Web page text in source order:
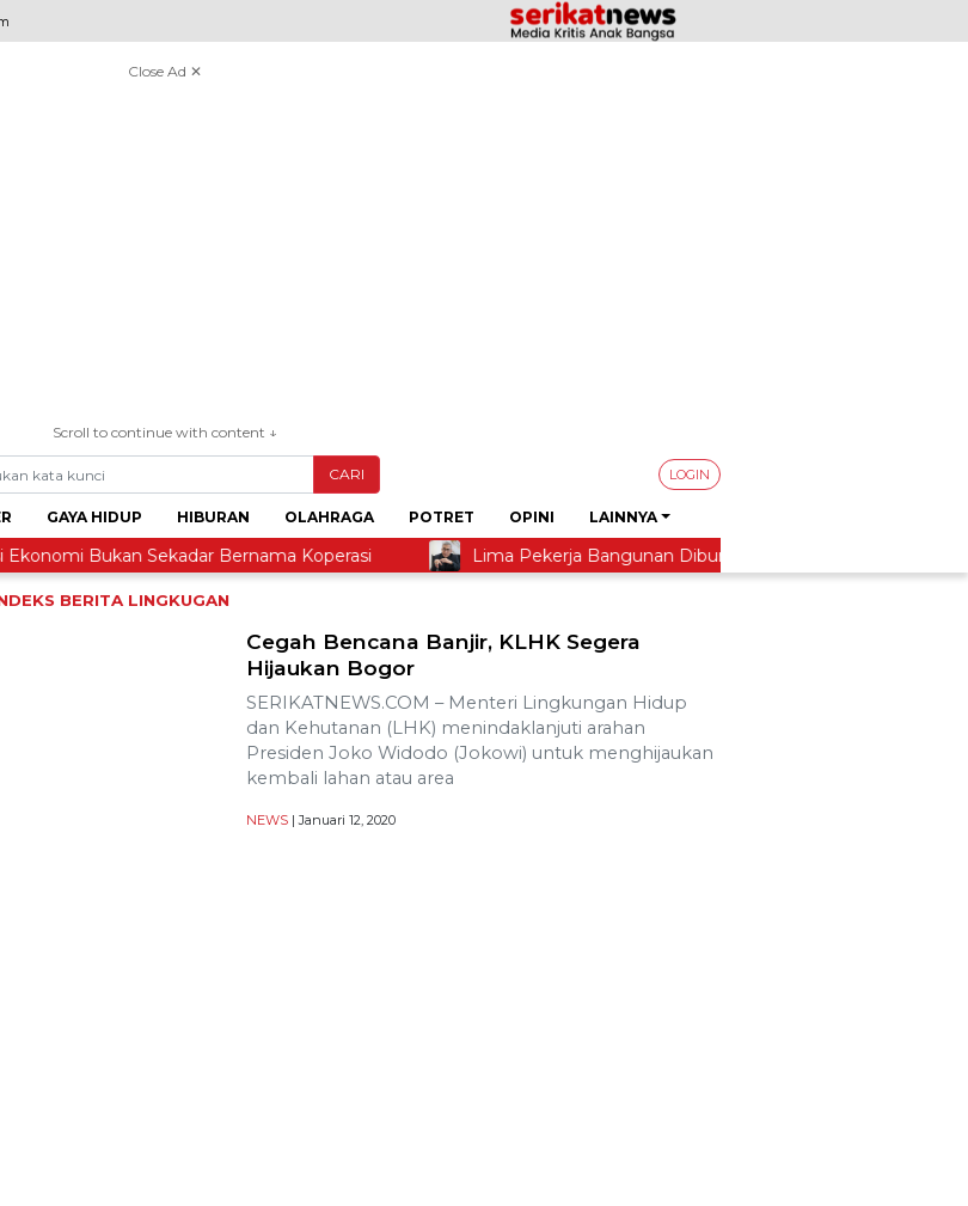
Close Ad ✕
Scroll to continue with content ↓
CARI LOGIN
GAYA HIDUP HIBURAN OLAHRAGA POTRET OPINI
LAINNYA
Bukan Sekadar Bernama Koperasi Lima Pekerja Bangunan Dibunuh OPM, Komisi XIII: Negara
BERITA LINGKUGAN
Cegah Bencana Banjir, KLHK Segera
Hijaukan Bogor
SERIKATNEWS.COM – Menteri Lingkungan Hidup
dan Kehutanan (LHK) menindaklanjuti arahan
Presiden Joko Widodo (Jokowi) untuk menghijaukan
kembali lahan atau area
NEWS | Januari 12, 2020